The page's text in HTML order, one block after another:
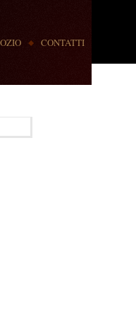
CONTATTI